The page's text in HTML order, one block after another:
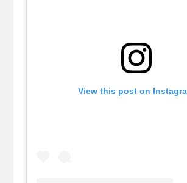
View this post on